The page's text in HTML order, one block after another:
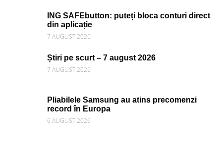
ING SAFEbutton: puteți bloca conturi direct
din aplicație
7 AUGUST 2026
Știri pe scurt – 7 august 2026
7 AUGUST 2026
Pliabilele Samsung au atins precomenzi
record în Europa
6 AUGUST 2026